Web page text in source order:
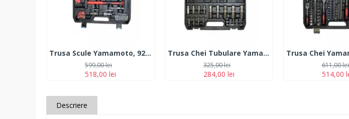
Trusa Scule Yamamoto, 92 Piese
518,00 lei
599,00 lei
Trusa Chei Tubulare Yamamoto, 108 piese
284,00 lei
325,00 lei
514,00
611,00 lei
Descriere